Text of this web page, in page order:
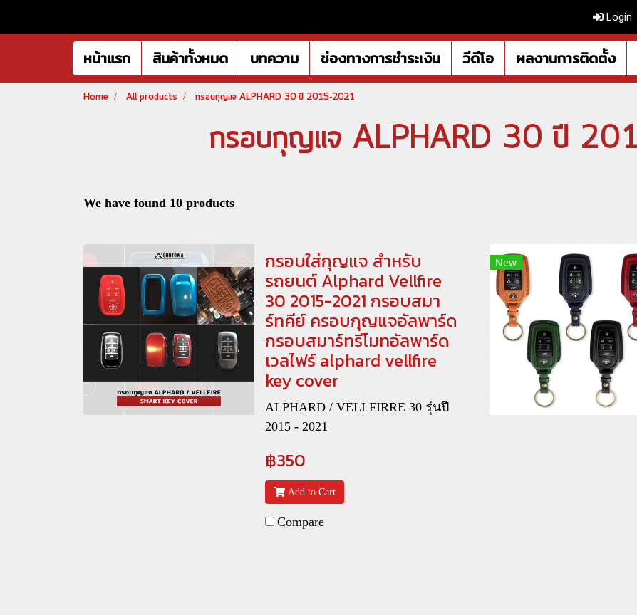
Login
หน้าแรก สินค้าทั้งหมด บทความ ช่องทางการชำระเงิน วีดีโอ ผลงานการติดตั้ง
Home All products กรอบกุญแจ ALPHARD 30 ปี 2015-2021
กรอบกุญแจ ALPHARD 30 ปี
We have found 10 products
กรอบใส่กุญแจ สำหรับ
รถยนต์ Alphard Vellfire
30 2015-2021 กรอบสมา
ร์ทคีย์ ครอบกุญแจอัลพาร์ด
กรอบสมาร์ทรีโมทอัลพาร์ด
เวลไฟร์ alphard vellfire
key cover
ALPHARD / VELLFIRRE 30 รุ่นปี
2015 - 2021
฿350
Add to Cart
Compare
New